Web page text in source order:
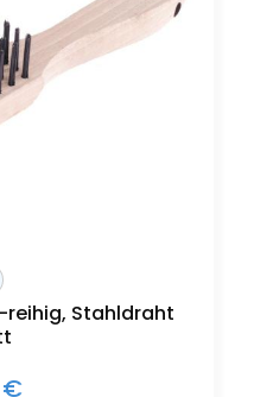
Stahldraht
€